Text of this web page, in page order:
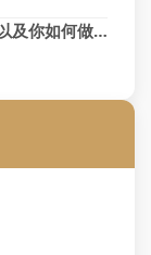
什么是网站策略？为什么你需要它以及你如何做到